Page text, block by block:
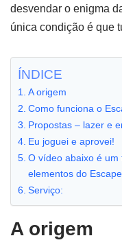
desvendar o enigma
única condição é que
ÍNDICE
A origem
Como funciona o
Propostas – lazer e
Eu joguei e aprovei!
O vídeo abaixo é um
elementos do Escape
Serviço:
A origem